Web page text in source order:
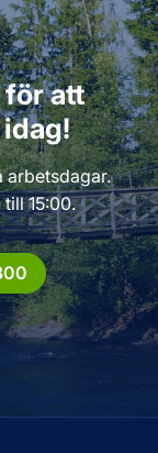
för att
arbetsdagar.
15:00.